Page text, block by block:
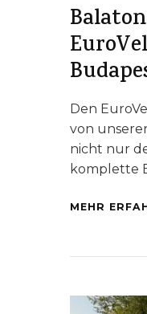
Den
von
nicht nur
komplette
MEHR